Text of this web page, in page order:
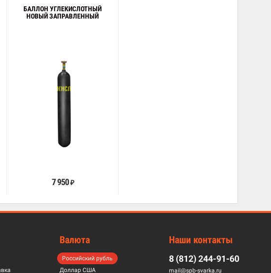
БАЛЛОН УГЛЕКИСЛОТНЫЙ
НОВЫЙ ЗАПРАВЛЕННЫЙ
7 950 ₽
Валюта
Российский рубль
Доллар США
Наши контакты
8 (812) 244-91-60
mail@spb-svarka.ru